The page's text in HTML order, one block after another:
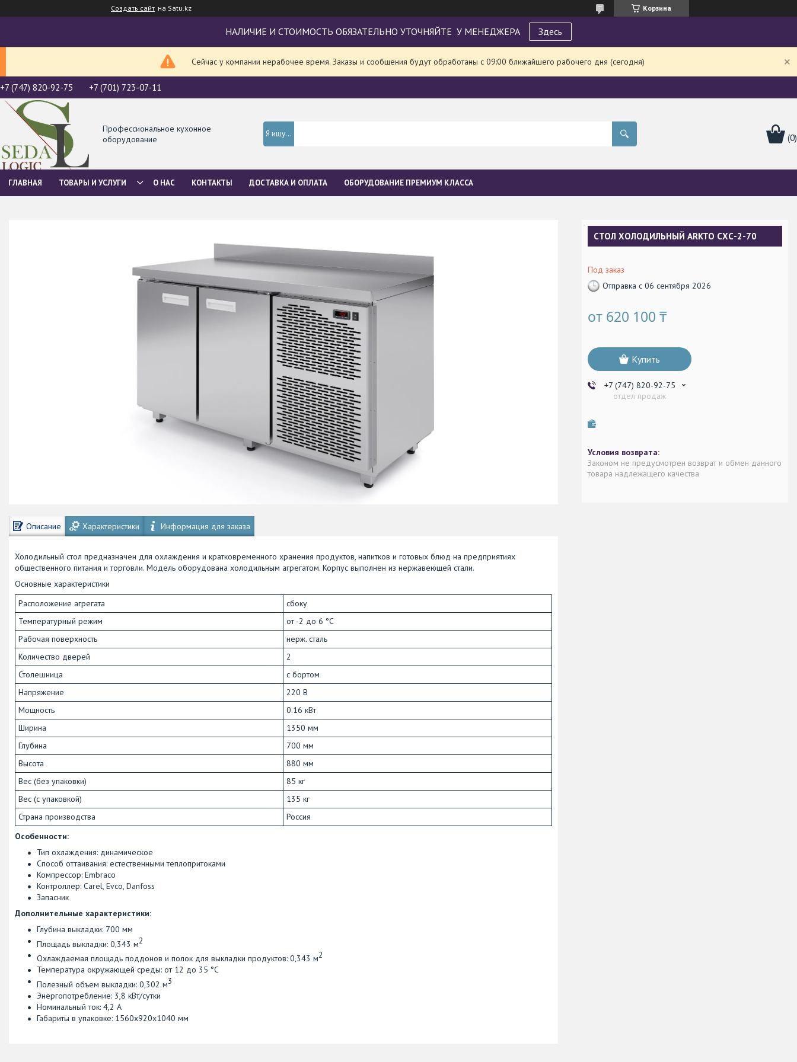
Создать сайт на Satu.kz Корзина
НАЛИЧИЕ И СТОИМОСТЬ ОБЯЗАТЕЛЬНО УТОЧНЯЙТЕ У МЕНЕДЖЕРА Здесь
Сейчас у компании нерабочее время. Заказы и сообщения будут обработаны с 09:00 ближайшего рабочего дня (сегодня)
+7 (747) 820-92-75 +7 (701) 723-07-11
Профессиональное кухонное
оборудование
ГЛАВНАЯ ТОВАРЫ И УСЛУГИ О НАС КОНТАКТЫ ДОСТАВКА И ОПЛАТА ОБОРУДОВАНИЕ ПРЕМИУМ КЛАССА
Описание Характеристики Информация для заказа
Холодильный стол предназначен для охлаждения и кратковременного хранения продуктов, напитков и готовых блюд на предприятиях
общественного питания и торговли. Модель оборудована холодильным агрегатом. Корпус выполнен из нержавеющей стали.
Основные характеристики
Расположение агрегата
сбоку
Температурный режим
от -2 до 6 °С
Рабочая поверхность
нерж. сталь
Количество дверей
2
Столешница
с бортом
Напряжение
220 В
Мощность
0.16 кВт
Ширина
1350 мм
Глубина
700 мм
Высота
880 мм
Вес (без упаковки)
85 кг
Вес (с упаковкой)
135 кг
Страна производства
Россия
Особенности:
Тип охлаждения: динамическое
Способ оттаивания: естественными теплопритоками
Компрессор: Embraco
Контроллер: Carel, Evco, Danfoss
Запасник
Дополнительные характеристики:
Глубина выкладки: 700 мм
Площадь выкладки: 0,343 м2
Охлаждаемая площадь поддонов и полок для выкладки продуктов: 0,343 м2
​Температура окружающей среды: от 12 до 35 °С
Полезный объем выкладки: 0,302 м3
Энергопотребление: 3,8 кВт/сутки
Номинальный ток: 4,2 А
Габариты в упаковке: 1560х920х1040 мм
СТОЛ ХОЛОДИЛЬНЫЙ ARKTO СХС-2-70
Под заказ
Отправка с 06 сентября 2026
от 620 100 ₸
Купить
+7 (747) 820-92-75
отдел продаж
Законом не предусмотрен возврат и обмен данного
товара надлежащего качества